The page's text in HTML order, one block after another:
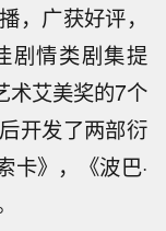
，广获好评，
剧情类剧集提
术艾美奖的7个
开发了两部衍
卡》，《波巴·